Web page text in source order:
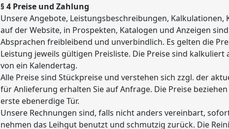
§ 4 Preise und Zahlung
Unsere Angebote, Leistungsbeschreibungen, Kalkulationen,
auf der Website, in Prospekten, Katalogen und Anzeigen
Absprachen freibleibend und unverbindlich. Es gelten die
Leistung jeweils gültigen Preisliste. Die Preise sind
von ein Kalendertag.
Alle Preise sind Stückpreise und verstehen sich zzgl. der
für Anlieferung erhalten Sie auf Anfrage. Die Preise
erste ebenerdige Tür.
Unsere Rechnungen sind, falls nicht anders vereinbart,
nehmen das Leihgut benutzt und schmutzig zurück. Die